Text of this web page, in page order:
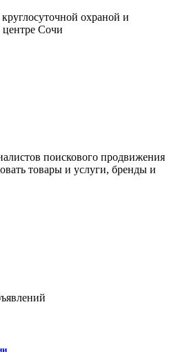
охраной и
Сочи
поискового продвижения
товары и услуги, бренды и